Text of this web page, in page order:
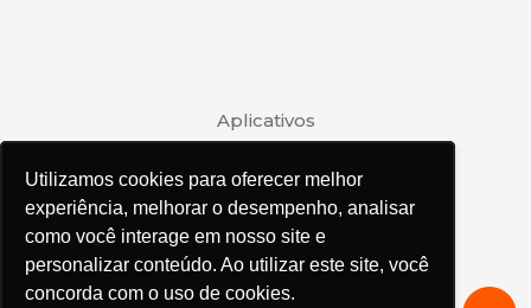
Utilizamos cookies para oferecer melhor
experiência, melhorar o desempenho, analisar
como você interage em nosso site e
personalizar conteúdo. Ao utilizar este site, você
concorda com o uso de cookies.
Utilizamos cookies para oferecer melhor
experiência, melhorar o desempenho, analisar
como você interage em nosso site e
personalizar conteúdo. Ao utilizar este site, você
concorda com o uso de cookies.
Aplicativos